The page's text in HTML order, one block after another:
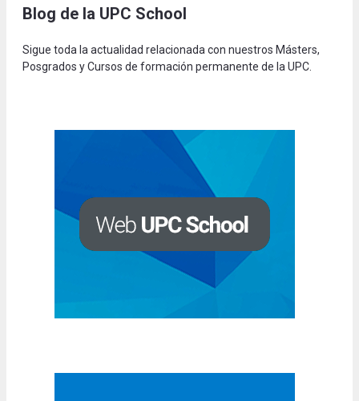
Blog de la UPC School
Sigue toda la actualidad relacionada con nuestros Másters,
Posgrados y Cursos de formación permanente de la UPC.